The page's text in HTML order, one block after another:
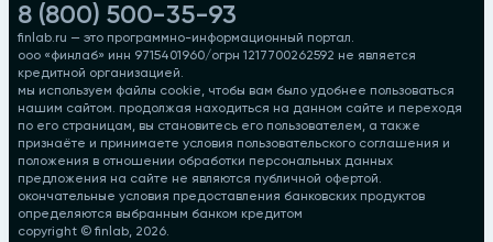
8 (800) 500-35-93
finlab.ru — это программно-информационный портал.
ооо «финлаб» инн 9715401960/огрн 1217700262592 не является
кредитной организацией.
мы используем файлы cookie, чтобы вам было удобнее пользоваться
нашим сайтом. продолжая находиться на данном сайте и переходя
по его страницам, вы становитесь его пользователем, а также
признаёте и принимаете условия пользовательского соглашения и
положения в отношении обработки персональных данных
предложения на сайте не являются публичной офертой.
окончательные условия предоставления банковских продуктов
определяются выбранным банком кредитом
copyright © finlab, 2026.